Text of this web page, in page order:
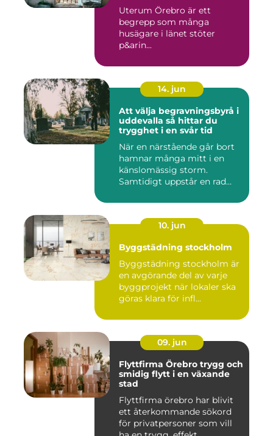
Uterum Örebro är ett
begrepp som många
husägare i länet stöter
p&arin...
14. jun
Att välja begravningsbyrå i
uddevalla så hittar du
trygghet i en svår tid
När en närstående går bort
hamnar många mitt i en
känslomässig storm.
Samtidigt uppstår en rad
10. jun
Byggstädning stockholm
Byggstädning stockholm är
en avgörande del av varje
byggprojekt när lokaler ska
göras klara för infl...
09. jun
Flyttfirma Örebro trygg och
smidig flytt i en växande
stad
Flyttfirma örebro har blivit
ett återkommande sökord
för privatpersoner som vill